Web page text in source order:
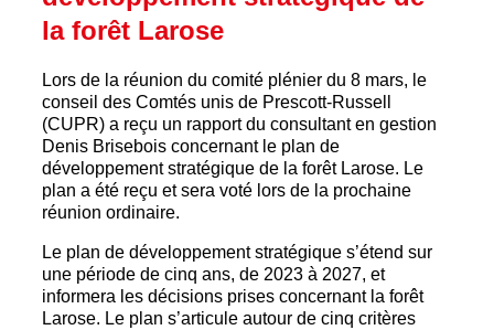
la forêt Larose
Lors de la réunion du comité plénier du 8 mars, le
conseil des Comtés unis de Prescott-Russell
(CUPR) a reçu un rapport du consultant en gestion
Denis Brisebois concernant le plan de
développement stratégique de la forêt Larose. Le
plan a été reçu et sera voté lors de la prochaine
réunion ordinaire.
Le plan de développement stratégique s’étend sur
une période de cinq ans, de 2023 à 2027, et
informera les décisions prises concernant la forêt
Larose. Le plan s’articule autour de cinq critères